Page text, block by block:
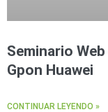
Seminario
Gpon Huawei
CONTINUAR LEYENDO »